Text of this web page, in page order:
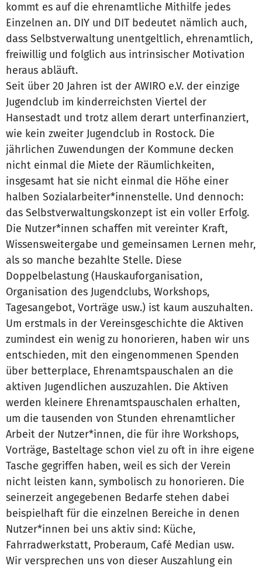
kommt es auf die ehrenamtliche Mithilfe jedes
Einzelnen an. DIY und DIT bedeutet nämlich auch,
dass Selbstverwaltung unentgeltlich, ehrenamtlich,
freiwillig und folglich aus intrinsischer Motivation
heraus abläuft.
Seit über 20 Jahren ist der AWIRO e.V. der einzige
Jugendclub im kinderreichsten Viertel der
Hansestadt und trotz allem derart unterfinanziert,
wie kein zweiter Jugendclub in Rostock. Die
jährlichen Zuwendungen der Kommune decken
nicht einmal die Miete der Räumlichkeiten,
insgesamt hat sie nicht einmal die Höhe einer
halben Sozialarbeiter*innenstelle. Und dennoch:
das Selbstverwaltungskonzept ist ein voller Erfolg.
Die Nutzer*innen schaffen mit vereinter Kraft,
Wissensweitergabe und gemeinsamen Lernen mehr,
als so manche bezahlte Stelle. Diese
Doppelbelastung (Hauskauforganisation,
Organisation des Jugendclubs, Workshops,
Tagesangebot, Vorträge usw.) ist kaum auszuhalten.
Um erstmals in der Vereinsgeschichte die Aktiven
zumindest ein wenig zu honorieren, haben wir uns
entschieden, mit den eingenommenen Spenden
über betterplace, Ehrenamtspauschalen an die
aktiven Jugendlichen auszuzahlen. Die Aktiven
werden kleinere Ehrenamtspauschalen erhalten,
um die tausenden von Stunden ehrenamtlicher
Arbeit der Nutzer*innen, die für ihre Workshops,
Vorträge, Basteltage schon viel zu oft in ihre eigene
Tasche gegriffen haben, weil es sich der Verein
nicht leisten kann, symbolisch zu honorieren. Die
seinerzeit angegebenen Bedarfe stehen dabei
beispielhaft für die einzelnen Bereiche in denen
Nutzer*innen bei uns aktiv sind: Küche,
Fahrradwerkstatt, Proberaum, Café Median usw.
Wir versprechen uns von dieser Auszahlung ein